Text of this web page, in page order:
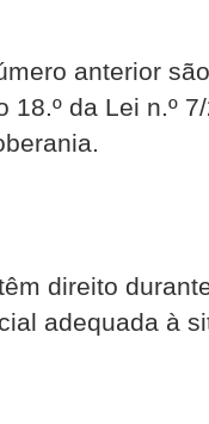
anterior
18.º da Lei n.º
direito
adequada à